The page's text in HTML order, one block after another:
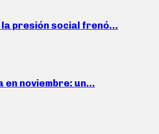
presión social frenó…
en noviembre: un…